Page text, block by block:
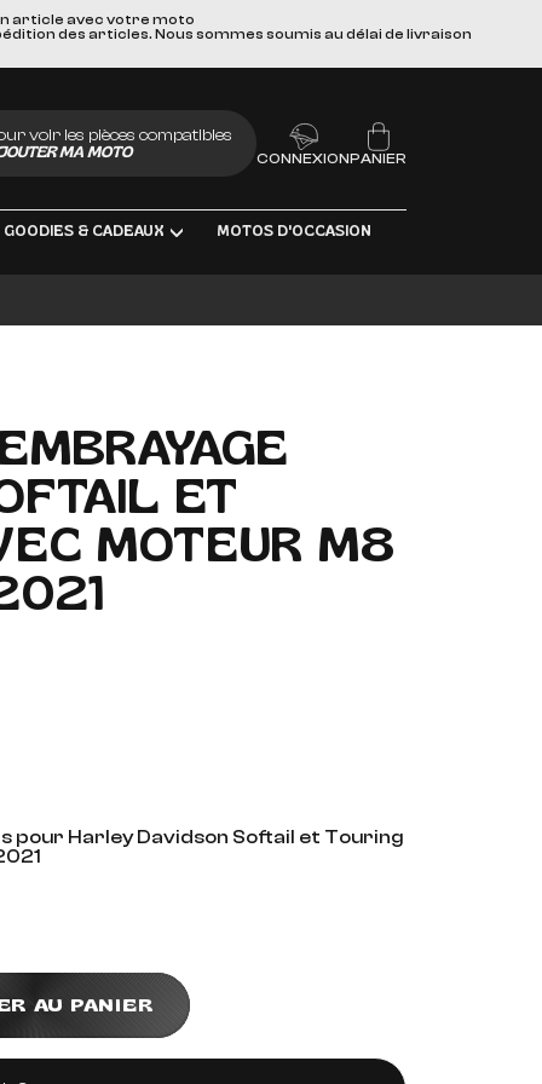
article avec votre moto
des articles. Nous sommes soumis au délai de livraison
voir les pièces compatibles
MA MOTO
CONNEXIONPANIER
GOODIES & CADEAUX MOTOS D'OCCASION
ET
MOTEUR M8
pour Harley Davidson Softail et Touring
AU PANIER